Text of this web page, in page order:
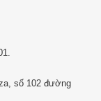
số 102 đường